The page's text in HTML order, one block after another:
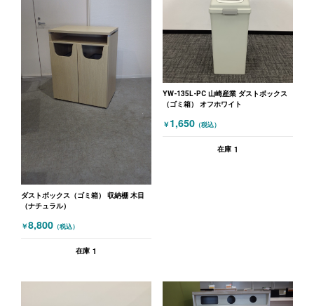
ダストボックス（ゴミ箱） 収納棚 木目
（ナチュラル）
￥8,800 （税込）
在庫 1
YW-135L-PC 山崎産業 ダストボックス
（ゴミ箱） オフホワイト
￥ 1,650 （税込）
在庫 1